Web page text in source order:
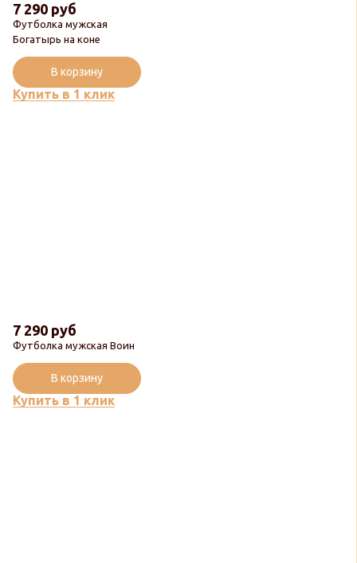
Футболка мужская
Богатырь на коне
7 290 руб
Купить в 1 клик
В корзину
Футболка мужская Воин
7 290 руб
Купить в 1 клик
В корзину